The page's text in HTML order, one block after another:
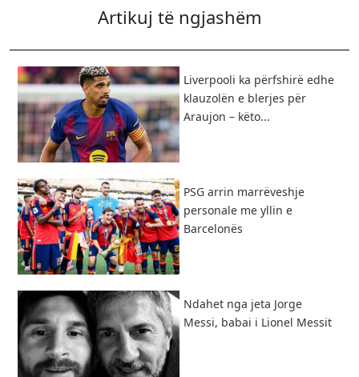
Artikuj të ngjashëm
Liverpooli ka përfshirë edhe
klauzolën e blerjes për
Araujon – këto...
PSG arrin marrëveshje
personale me yllin e
Barcelonës
Ndahet nga jeta Jorge
Messi, babai i Lionel Messit